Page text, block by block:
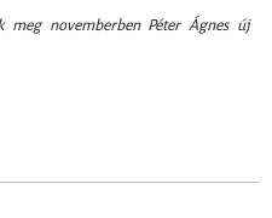
novemberben Péter Ágnes új